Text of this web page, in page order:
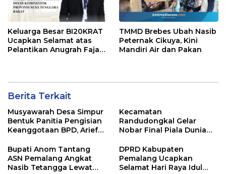
Keluarga Besar BI20KRAT
Ucapkan Selamat atas
Pelantikan Anugrah Fajar
TMMD Brebes Ubah Nasib
Peternak Cikuya, Kini
Mandiri Air dan Pakan
Berita Terkait
Musyawarah Desa Simpur
Bentuk Panitia Pengisian
Keanggotaan BPD, Arief
Sebagai Ketua
Kecamatan
Randudongkal Gelar
Nobar Final Piala Dunia
Ramaikan Acara
Bupati Anom Tantang
ASN Pemalang Angkat
Nasib Tetangga Lewat
DPRD Kabupaten
Pemalang Ucapkan
Selamat Hari Raya Idul